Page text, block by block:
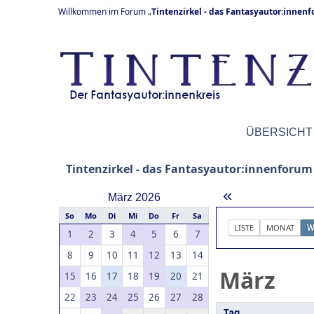
Willkommen im Forum „Tintenzirkel - das
ÜBERSICHT
Tintenzirkel - das Fantasyautor:innenforum
März 2026
So Mo Di Mi Do Fr Sa
1 2 3 4 5 6
7
8
9 10 11 12 13
14
15
16 17 18 19 20
21
22
23 24 25 26 27
28
«
LISTE MONAT
März